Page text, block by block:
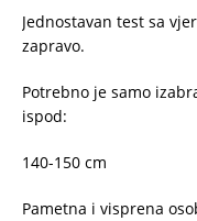
Jednostavan test sa
zapravo.
Potrebno je samo
ispod:
140-150 cm
Pametna i visprena